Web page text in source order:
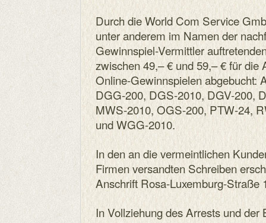
Durch die World Com Service
unter anderem im Namen der
Gewinnspiel-Vermittler
zwischen 49,– € und 59,– € für die
Online-Gewinnspielen abgebucht:
DGG-200, DGS-2010, DGV-200,
MWS-2010, OGS-200, PTW-24,
und WGG-2010.
In den an die vermeintlichen
Firmen versandten Schreiben
Anschrift Rosa-Luxemburg-Straße
In Vollziehung des Arrests und